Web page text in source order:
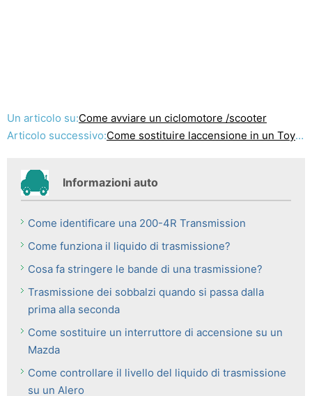
Un articolo su:Come avviare un ciclomotore /scooter
Articolo successivo:Come sostituire laccensione in un Toyota Truck
Informazioni auto
Come identificare una 200-4R Transmission
Come funziona il liquido di trasmissione?
Cosa fa stringere le bande di una trasmissione?
Trasmissione dei sobbalzi quando si passa dalla
prima alla seconda
Come sostituire un interruttore di accensione su un
Mazda
Come controllare il livello del liquido di trasmissione
su un Alero